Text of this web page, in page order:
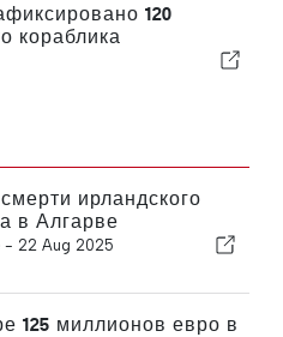
120
кораблика
ирландского
в Алгарве
- 22 Aug 2025
125 миллионов евро в